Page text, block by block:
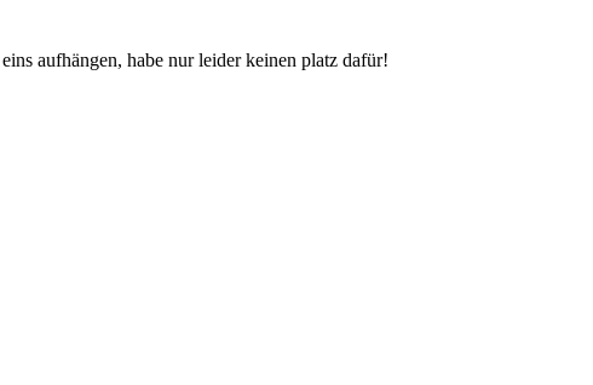
aufhängen, habe nur leider keinen platz dafür!